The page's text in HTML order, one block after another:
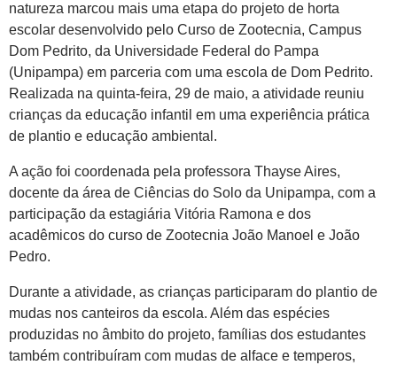
natureza marcou mais uma etapa do projeto de horta
escolar desenvolvido pelo Curso de Zootecnia, Campus
Dom Pedrito, da Universidade Federal do Pampa
(Unipampa) em parceria com uma escola de Dom Pedrito.
Realizada na quinta-feira, 29 de maio, a atividade reuniu
crianças da educação infantil em uma experiência prática
de plantio e educação ambiental.
A ação foi coordenada pela professora Thayse Aires,
docente da área de Ciências do Solo da Unipampa, com a
participação da estagiária Vitória Ramona e dos
acadêmicos do curso de Zootecnia João Manoel e João
Pedro.
Durante a atividade, as crianças participaram do plantio de
mudas nos canteiros da escola. Além das espécies
produzidas no âmbito do projeto, famílias dos estudantes
também contribuíram com mudas de alface e temperos,